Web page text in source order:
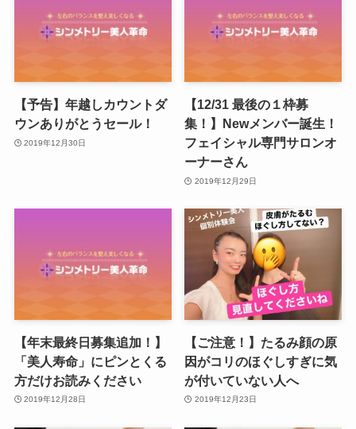
【予告】年越しカウントダ
ウンありがとうセール！
2019年12月30日
【12/31 最後の１枠募
集！】Newメンバー誕生！
フェイシャル専門サロンオ
ーナーさん
2019年12月29日
【年末最終日募集追加！】
「美人寿命」にピンとくる
方だけお読みください
2019年12月28日
【ご注意！】たるみ顔の原
因がコリのほぐしすぎに気
が付いていない人へ
2019年12月23日